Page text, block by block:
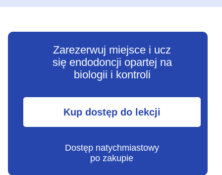
Zarezerwuj miejsce i ucz
się endodoncji opartej na
biologii i kontroli
Kup dostęp do lekcji
Dostęp natychmiastowy
po zakupie